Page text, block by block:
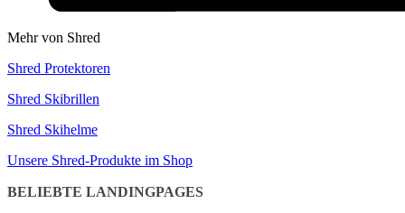
Mehr von Shred
Shred Protektoren
Shred Skibrillen
Shred Skihelme
Unsere Shred-Produkte im Shop
BELIEBTE LANDINGPAGES